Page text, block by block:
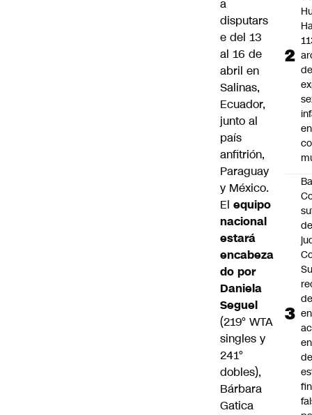
a
disputars
e del 13
al 16 de
abril en
Salinas,
Ecuador,
junto al
país
anfitrión,
Paraguay
y México.
El equipo
nacional
estará
encabeza
do por
Daniela
Seguel
(219° WTA
singles y
241°
dobles),
Bárbara
Gatica
de
en
de